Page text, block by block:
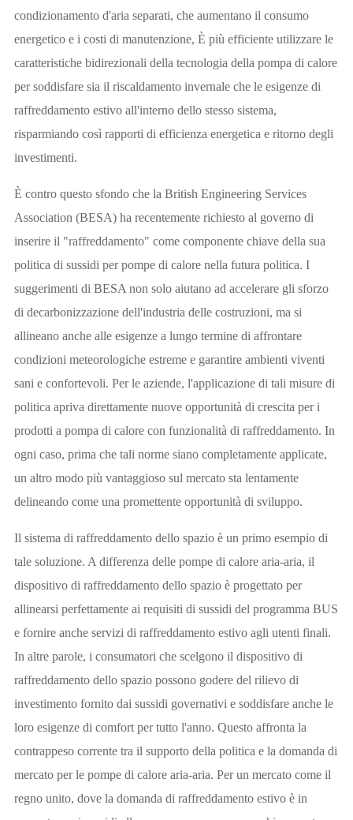
condizionamento d'aria separati, che aumentano il consumo
energetico e i costi di manutenzione, È più efficiente utilizzare le
caratteristiche bidirezionali della tecnologia della pompa di calore
per soddisfare sia il riscaldamento invernale che le esigenze di
raffreddamento estivo all'interno dello stesso sistema,
risparmiando così rapporti di efficienza energetica e ritorno degli
investimenti.
È contro questo sfondo che la British Engineering Services
Association (BESA) ha recentemente richiesto al governo di
inserire il "raffreddamento" come componente chiave della sua
politica di sussidi per pompe di calore nella futura politica. I
suggerimenti di BESA non solo aiutano ad accelerare gli sforzo
di decarbonizzazione dell'industria delle costruzioni, ma si
allineano anche alle esigenze a lungo termine di affrontare
condizioni meteorologiche estreme e garantire ambienti viventi
sani e confortevoli. Per le aziende, l'applicazione di tali misure di
politica apriva direttamente nuove opportunità di crescita per i
prodotti a pompa di calore con funzionalità di raffreddamento. In
ogni caso, prima che tali norme siano completamente applicate,
un altro modo più vantaggioso sul mercato sta lentamente
delineando come una promettente opportunità di sviluppo.
Il sistema di raffreddamento dello spazio è un primo esempio di
tale soluzione. A differenza delle pompe di calore aria-aria, il
dispositivo di raffreddamento dello spazio è progettato per
allinearsi perfettamente ai requisiti di sussidi del programma BUS
e fornire anche servizi di raffreddamento estivo agli utenti finali.
In altre parole, i consumatori che scelgono il dispositivo di
raffreddamento dello spazio possono godere del rilievo di
investimento fornito dai sussidi governativi e soddisfare anche le
loro esigenze di comfort per tutto l'anno. Questo affronta la
contrappeso corrente tra il supporto della politica e la domanda di
mercato per le pompe di calore aria-aria. Per un mercato come il
regno unito, dove la domanda di raffreddamento estivo è in